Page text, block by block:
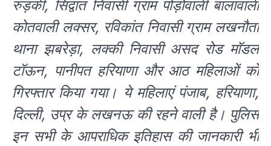
रुड़की, सिद्वांत निवासी ग्राम पोड़ोवाली बालावाली
कोतवाली लक्सर, रविकांत निवासी ग्राम लखनौता
थाना झबरेड़ा, लक्की निवासी असद रोड माॅडल
टॉऊन, पानीपत हरियाणा और आठ महिलाओं को
गिरफ्तार किया गया। ये महिलाएं पंजाब, हरियाणा,
दिल्ली, उप्र के लखनऊ की रहने वाली है। पुलिस
इन सभी के आपराधिक इतिहास की जानकारी भी